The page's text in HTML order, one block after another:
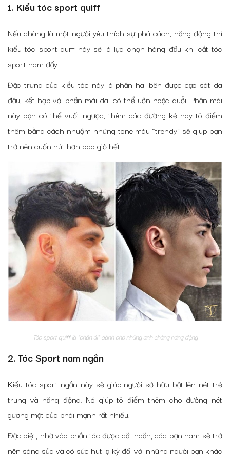
1. Kiểu tóc sport quiff
Nếu chàng là một người yêu thích sự phá cách, năng động thì
kiểu tóc sport quiff này sẽ là lựa chọn hàng đầu khi cắt tóc
sport nam đấy.
Đặc trưng của kiểu tóc này là phần hai bên được cạo sát da
đầu, kết hợp với phần mái dài có thể uốn hoặc duỗi. Phần mái
này bạn có thể vuốt ngược, thêm các đường kẻ hay tô điểm
thêm bằng cách nhuộm những tone màu “trendy” sẽ giúp bạn
trở nên cuốn hút hơn bao giờ hết.
Tóc sport quiff là “chân ái” dành cho những anh chàng năng động
2. Tóc Sport nam ngắn
Kiểu tóc sport ngắn này sẽ giúp người sở hữu bật lên nét trẻ
trung và năng động. Nó giúp tô điểm thêm cho đường nét
gương mặt của phái mạnh rất nhiều.
Đặc biệt, nhờ vào phần tóc được cắt ngắn, các bạn nam sẽ trở
nên sáng sủa và có sức hút lạ kỳ đối với những người bạn khác